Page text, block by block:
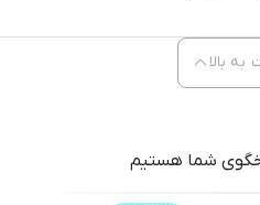
شما هستیم
به بالا